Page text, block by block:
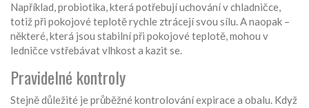
Například, probiotika, která potřebují uchování v chladničce,
totiž při pokojové teplotě rychle ztrácejí svou sílu. A naopak –
některé, která jsou stabilní při pokojové teplotě, mohou v
ledničce vstřebávat vlhkost a kazit se.
Pravidelné kontroly
Stejně důležité je průběžné kontrolování expirace a obalu. Když